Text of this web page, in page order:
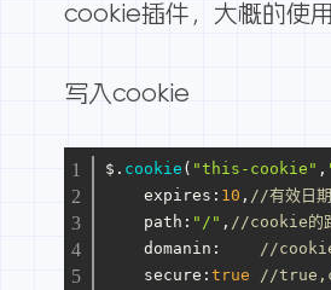
cookie插件，大概的使用
写入cookie
$. cookie ( "this-cookie" ,
expires : 10 , //有效日期
path : "/" , //cookie的
domanin :
//cookie
secure :true
//